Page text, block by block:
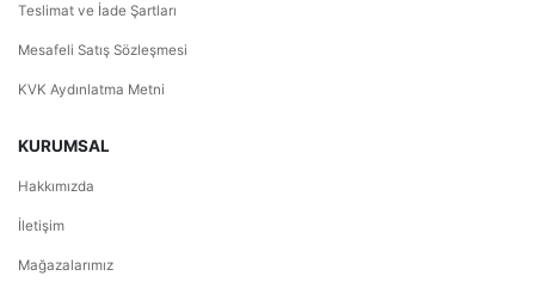
Teslimat ve İade Şartları
Mesafeli Satış Sözleşmesi
KVK Aydınlatma Metni
KURUMSAL
Hakkımızda
İletişim
Mağazalarımız